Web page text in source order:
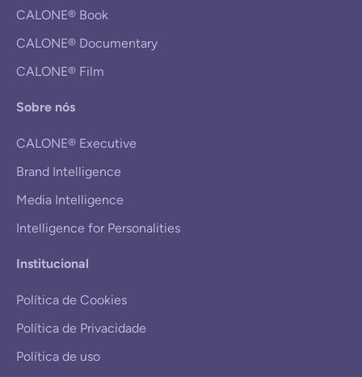
CALONE® Book
CALONE® Documentary
CALONE® Film
Sobre nós
CALONE® Executive
Brand Intelligence
Media Intelligence
Intelligence for Personalities
Institucional
Política de Cookies
Política de Privacidade
Política de uso